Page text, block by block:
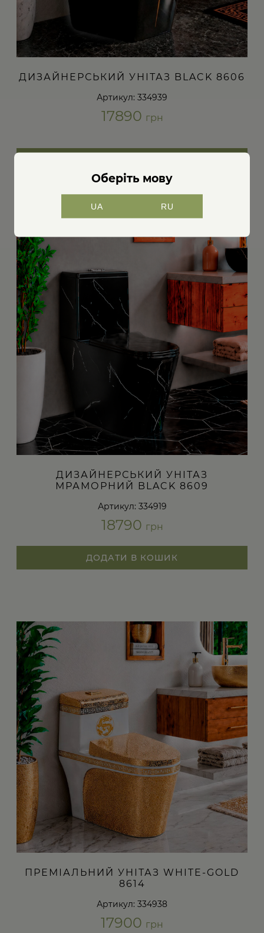
ДИЗАЙНЕРСЬКИЙ УНІТАЗ BLACK 8606
Артикул: 334939
17890 грн
ДИЗАЙНЕРСЬКИЙ УНІТАЗ
МРАМОРНИЙ BLACK 8609
Артикул: 334919
18790 грн
ДОДАТИ В КОШИК
ПРЕМІАЛЬНИЙ УНІТАЗ WHITE-GOLD
8614
Артикул: 334938
17900 грн
Оберіть мову
UA RU